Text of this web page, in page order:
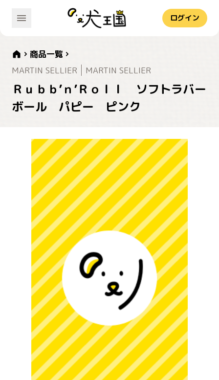
ログイン
商品一覧
MARTIN SELLIER
MARTIN SELLIER
Ｒｕｂｂ’ｎ’Ｒｏｌｌ ソフトラバー
ボール パピー ピンク